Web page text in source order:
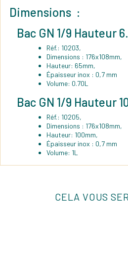
Dimensions :
Bac GN 1/9 Hauteur
Réf.: 10203,
Dimensions : 176x108mm,
Hauteur: 65mm,
Épaisseur inox : 0,7 mm
Volume: 0.70L
Bac GN 1/9 Hauteur
Réf.: 10205,
Dimensions : 176x108mm,
Hauteur: 100mm,
Épaisseur inox : 0,7 mm
Volume: 1L
CELA VOUS